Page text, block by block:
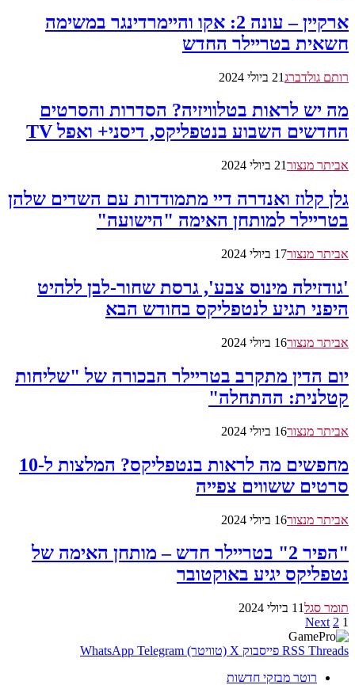
ארקיין – עונה 2: אקו והיימרדינגר במשימה
חשאית בטריילר החדש
רותם גולדברג21 ביולי 2024
מה יש לראות בטלוויזיה? הסדרות והסרטים
החדשים השבוע בנטפליקס, דיסני+ ואפל TV
אביתר מנצור21 ביולי 2024
גלן קלוז ואנדרה דיי מתמודדות עם השדים שלהן
בטריילר למותחן האימה "הישועה"
אביתר מנצור17 ביולי 2024
'גודזילה מינוס צבע', גרסת שחור-לבן ללהיט
היפני תגיע לנטפליקס בחודש הבא
אביתר מנצור16 ביולי 2024
יום הדין מתקרב בטריילר הבכורה של "שליחות
קטלנית: ההתחלה"
אביתר מנצור16 ביולי 2024
מחפשים מה לראות בנטפליקס? המלצות ל-10
סרטים ששווים צפייה
אביתר מנצור16 ביולי 2024
"הפיר 2" בטריילר חדש – מותחן האימה של
נטפליקס יגיע באוקטובר
תומר סגל11 ביולי 2024
1
2
Next
RSS Threads פייסבוק X (טוויטר) WhatsApp Telegram
רוטר מבזקי חדשות